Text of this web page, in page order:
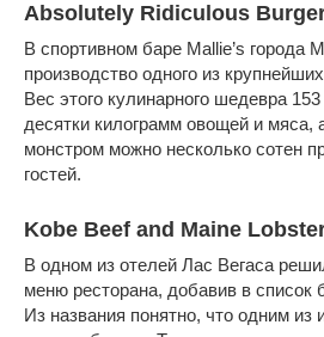
Absolutely Ridiculous
В спортивном баре Mallie’s города
производство одного из
Вес этого кулинарного шедевра 153
десятки килограмм овощей и мяса,
монстром можно несколько сотен
гостей.
Kobe Beef and Maine
В одном из отелей Лас Вегаса
меню ресторана, добавив в список
Из названия понятно, что одним из